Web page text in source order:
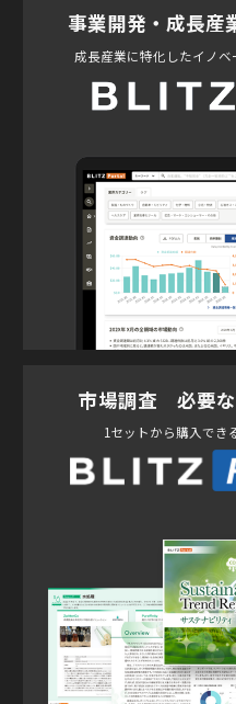
事業開発・成長産
成長産業に特化したイノ
市場調査 必要な
1セットから購入でき